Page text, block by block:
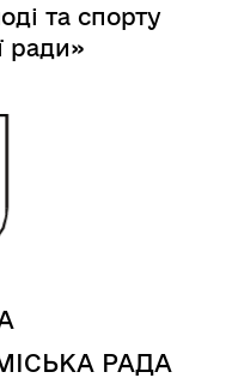
та спорту
ради»
РАДА